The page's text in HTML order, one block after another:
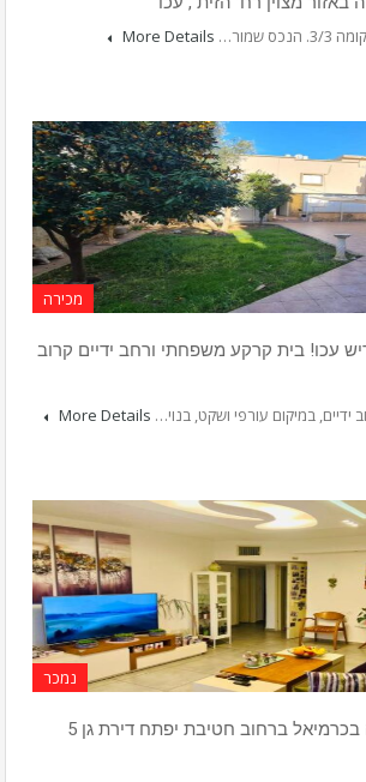
More Details
מכירה
עכו! בית קרקע משפחתי ורחב ידיים קרוב
במיקום עורפי ושקט, בנוי… More Details
נמכר
בבלעדיות! למכירה בכרמיאל ברחוב חטיבת יפתח דירת גן 5